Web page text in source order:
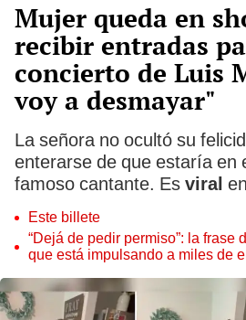
Mujer queda en
recibir entradas
concierto de Luis
voy a desmayar"
La señora no ocultó su
enterarse de que estaría en
famoso cantante. Es viral en
Este billete
“Dejá de pedir permiso”: la frase
que está impulsando a miles de